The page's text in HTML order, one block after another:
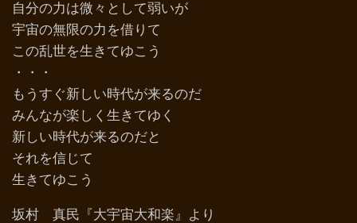
自分の力は微々として弱いが
宇宙の無限の力を借りて
この乱世を生きてゆこう
・・・
もうすぐ新しい時代が来るのだ
みんなが楽しく生きてゆく
新しい時代が来るのだと
それを信じて
生きてゆこう
坂村 真民『大宇宙大和楽』より